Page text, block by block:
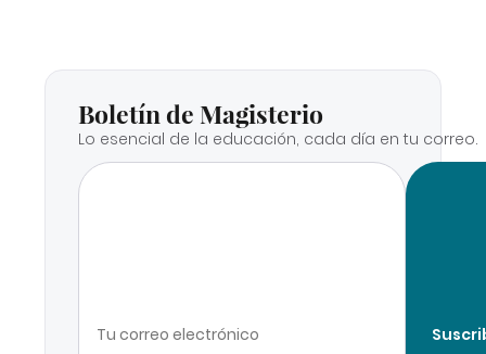
Boletín de Magisterio
Lo esencial de la educación, cada día en tu correo.